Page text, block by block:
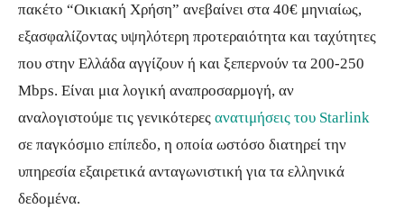
πακέτο “Οικιακή Χρήση” ανεβαίνει στα 40€ μηνιαίως,
εξασφαλίζοντας υψηλότερη προτεραιότητα και ταχύτητες
που στην Ελλάδα αγγίζουν ή και ξεπερνούν τα 200-250
Mbps. Είναι μια λογική αναπροσαρμογή, αν
αναλογιστούμε τις γενικότερες ανατιμήσεις του Starlink
σε παγκόσμιο επίπεδο, η οποία ωστόσο διατηρεί την
υπηρεσία εξαιρετικά ανταγωνιστική για τα ελληνικά
δεδομένα.